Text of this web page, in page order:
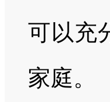
可以充
家庭。